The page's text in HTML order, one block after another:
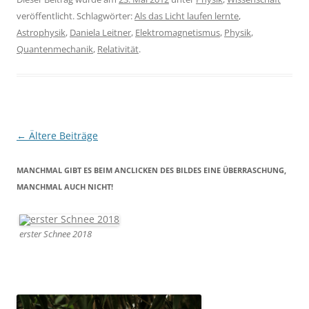
veröffentlicht. Schlagwörter:Als das Licht laufen lernte,
Astrophysik, Daniela Leitner, Elektromagnetismus, Physik,
Quantenmechanik, Relativität.
Beitragsnavigation
← Ältere Beiträge
MANCHMAL GIBT ES BEIM ANCLICKEN DES BILDES EINE ÜBERRASCHUNG,
MANCHMAL AUCH NICHT!
erster Schnee 2018